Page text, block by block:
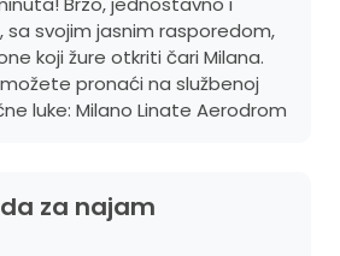
sa svojim jasnim rasporedom,
koji žure otkriti čari Milana.
pronaći na službenoj
luke: Milano Linate Aerodrom
za najam